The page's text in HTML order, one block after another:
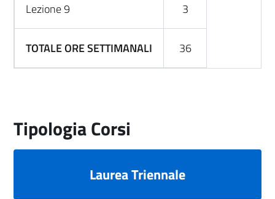
Lezione 9 3
TOTALE ORE SETTIMANALI 36
Tipologia Corsi
Laurea Triennale